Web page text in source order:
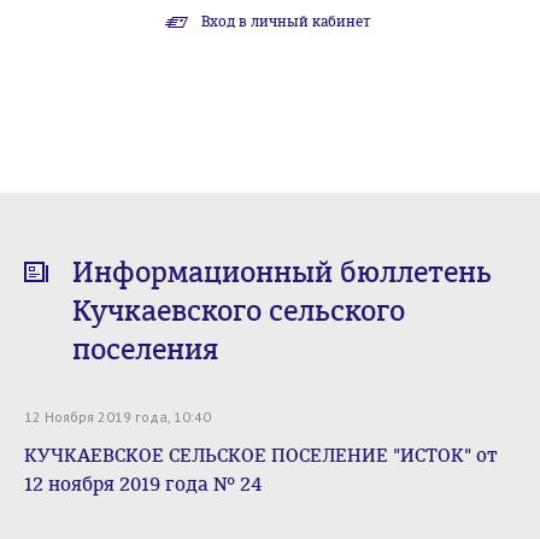
Вход в личный кабинет
Информационный бюллетень
Кучкаевского сельского
поселения
12 Ноября 2019 года, 10:40
КУЧКАЕВСКОЕ СЕЛЬСКОЕ ПОСЕЛЕНИЕ "ИСТОК" от
12 ноября 2019 года № 24